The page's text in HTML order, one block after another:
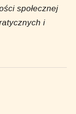
społecznej
i